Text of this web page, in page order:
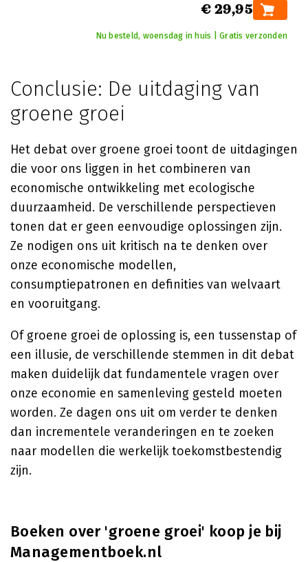
€ 29,95
Nu besteld, woensdag in huis | Gratis verzonden
Conclusie: De uitdaging van
groene groei
Het debat over groene groei toont de uitdagingen
die voor ons liggen in het combineren van
economische ontwikkeling met ecologische
duurzaamheid. De verschillende perspectieven
tonen dat er geen eenvoudige oplossingen zijn.
Ze nodigen ons uit kritisch na te denken over
onze economische modellen,
consumptiepatronen en definities van welvaart
en vooruitgang.
Of groene groei de oplossing is, een tussenstap of
een illusie, de verschillende stemmen in dit debat
maken duidelijk dat fundamentele vragen over
onze economie en samenleving gesteld moeten
worden. Ze dagen ons uit om verder te denken
dan incrementele veranderingen en te zoeken
naar modellen die werkelijk toekomstbestendig
zijn.
Boeken over 'groene groei' koop je bij
Managementboek.nl